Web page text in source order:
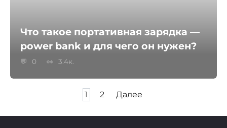
Что такое портативная зарядка —
power bank и для чего он нужен?
0 3.4к.
записям
1 2 Далее